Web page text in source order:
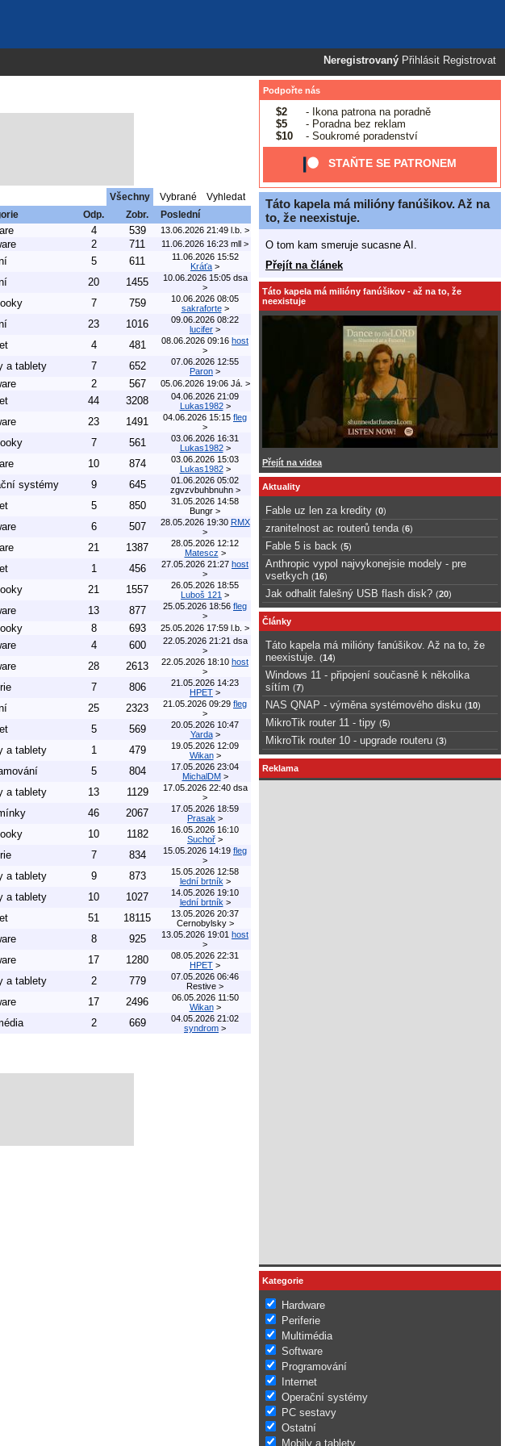
Neregistrovaný Přihlásit Registrovat
Všechny Vybrané
Vyhledat
Odp. Zobr. Poslední
4 539 13.06.2026 21:49 l.b. >
2 711 11.06.2026 16:23 mll >
5 611
11.06.2026 15:52
Kráťa >
20 1455 10.06.2026 15:05dsa
>
7 759
10.06.2026 08:05
sakraforte >
23 1016
09.06.2026 08:22
lucifer >
4 481 08.06.2026 09:16 host
>
a tablety 7 652
07.06.2026 12:55
Paron >
2 567 05.06.2026 19:06Já. >
44 3208
04.06.2026 21:09
Lukas1982 >
23 1491 04.06.2026 15:15 fleg
>
7 561
03.06.2026 16:31
Lukas1982 >
10 874
03.06.2026 15:03
Lukas1982 >
systémy 9 645
01.06.2026 05:02
zgvzvbuhbnuhn >
5 850
31.05.2026 14:58
Bungr >
6 507 28.05.2026 19:30 RMX
>
21 1387
28.05.2026 12:12
Matescz >
1 456 27.05.2026 21:27 host
>
21 1557
26.05.2026 18:55
Luboš 121 >
13 877 25.05.2026 18:56 fleg
>
8 693 25.05.2026 17:59 l.b. >
4 600 22.05.2026 21:21 dsa
>
28 2613 22.05.2026 18:10 host
>
7 806
21.05.2026 14:23
HPET >
25 2323 21.05.2026 09:29 fleg
>
5 569
20.05.2026 10:47
Yarda >
a tablety 1 479
19.05.2026 12:09
Wikan >
5 804
17.05.2026 23:04
MichalDM >
a tablety 13 1129 17.05.2026 22:40dsa
>
46 2067
17.05.2026 18:59
Prasak >
10 1182
16.05.2026 16:10
Suchoř >
7 834 15.05.2026 14:19 fleg
>
a tablety 9 873
15.05.2026 12:58
lední brtník >
a tablety 10 1027
14.05.2026 19:10
lední brtník >
51 18115
13.05.2026 20:37
Cernobylsky >
8 925 13.05.2026 19:01 host
>
17 1280
08.05.2026 22:31
HPET >
a tablety 2 779
07.05.2026 06:46
Restive >
17 2496
06.05.2026 11:50
Wikan >
2 669
04.05.2026 21:02
syndrom >
Podpořte nás
$2
- Ikona patrona na poradně
$5
- Poradna bez reklam
$10
- Soukromé poradenství
STAŇTE SE PATRONEM
Táto kapela má milióny fanúšikov. Až na
to, že neexistuje.
O tom kam smeruje sucasne AI.
Přejít na článek
Táto kapela má milióny fanúšikov - až na to, že
neexistuje
Přejít na videa
Aktuality
Fable uz len za kredity (0)
zranitelnost ac routerů tenda (6)
Fable 5 is back (5)
Anthropic vypol najvykonejsie modely - pre
vsetkych (16)
Jak odhalit falešný USB flash disk? (20)
Články
Táto kapela má milióny fanúšikov. Až na to, že
neexistuje.
(14)
Windows 11 - připojení současně k několika
sítím (7)
NAS QNAP - výměna systémového disku (10)
MikroTik router 11 - tipy (5)
MikroTik router 10 - upgrade routeru (3)
Reklama
Kategorie
Hardware
Periferie
Multimédia
Software
Programování
Internet
Operační systémy
PC sestavy
Ostatní
Mobily a tablety